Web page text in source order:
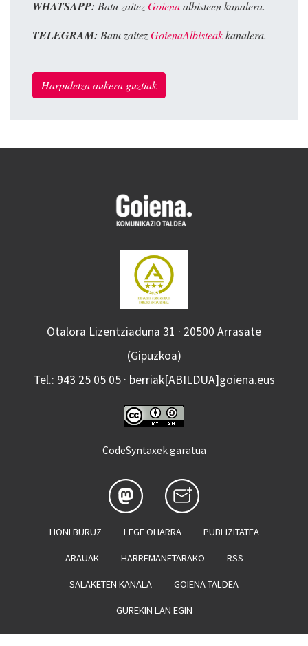
WHATSAPP: Batu zaitezGoienaalbisteen kanalera.
TELEGRAM: Batu zaitezGoienaAlbisteakkanalera.
Harpidetza aukera guztiak
Otalora Lizentziaduna 31 · 20500 Arrasate
(Gipuzkoa)
Tel.: 943 25 05 05 · berriak[ABILDUA]goiena.eus
CodeSyntaxek garatua
HONI BURUZ LEGE OHARRA PUBLIZITATEA
ARAUAK HARREMANETARAKO RSS
SALAKETEN KANALA GOIENA TALDEA
GUREKIN LAN EGIN